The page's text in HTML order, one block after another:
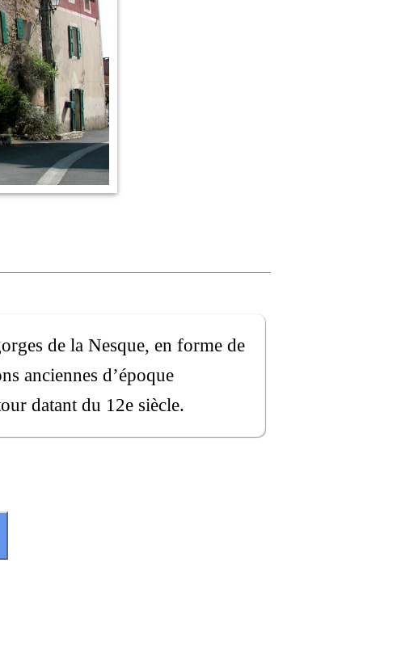
de la Nesque, en forme de
anciennes d’époque
datant du 12e siècle.